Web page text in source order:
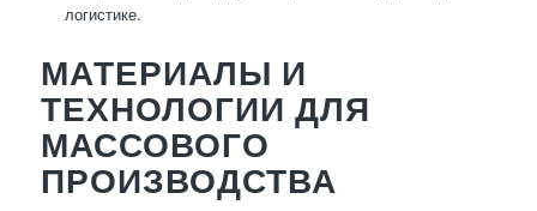
логистике.
МАТЕРИАЛЫ И
ТЕХНОЛОГИИ ДЛЯ
МАССОВОГО
ПРОИЗВОДСТВА